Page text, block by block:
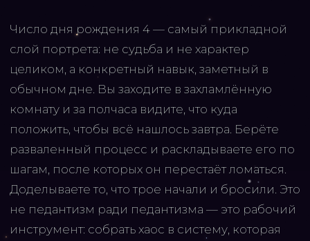
Число дня рождения 4 — самый прикладной
слой портрета: не судьба и не характер
целиком, а конкретный навык, заметный в
обычном дне. Вы заходите в захламлённую
комнату и за полчаса видите, что куда
положить, чтобы всё нашлось завтра. Берёте
разваленный процесс и раскладываете его по
шагам, после которых он перестаёт ломаться.
Доделываете то, что трое начали и бросили. Это
не педантизм ради педантизма — это рабочий
инструмент: собрать хаос в систему, которая